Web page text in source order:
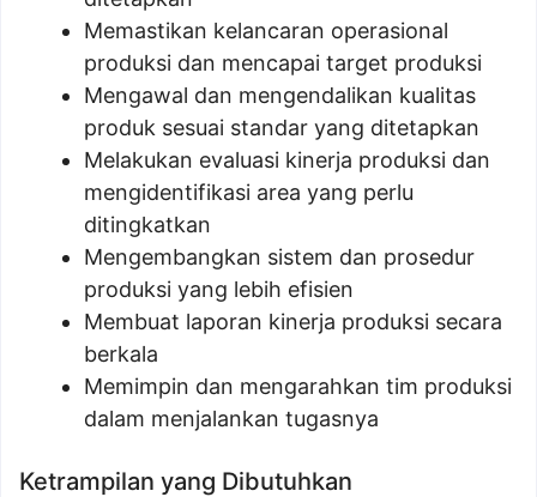
Memastikan kelancaran operasional
produksi dan mencapai target produksi
Mengawal dan mengendalikan kualitas
produk sesuai standar yang ditetapkan
Melakukan evaluasi kinerja produksi dan
mengidentifikasi area yang perlu
ditingkatkan
Mengembangkan sistem dan prosedur
produksi yang lebih efisien
Membuat laporan kinerja produksi secara
berkala
Memimpin dan mengarahkan tim produksi
dalam menjalankan tugasnya
Ketrampilan yang Dibutuhkan